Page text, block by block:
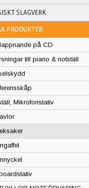
SLAGVERK
PRODUKTER
på CD
till piano & notställ
Mikrofonstativ